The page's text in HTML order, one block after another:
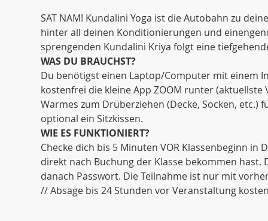
SAT NAM! Kundalini Yoga ist die Autobahn zu
hinter all deinen Konditionierungen und
sprengenden Kundalini Kriya folgt eine
WAS DU BRAUCHST?
Du benötigst einen Laptop/Computer mit einem
kostenfrei die kleine App ZOOM runter
Warmes zum Drüberziehen (Decke, Socken,
optional ein Sitzkissen.
WIE ES FUNKTIONIERT?
Checke dich bis 5 Minuten VOR Klassenbeginn in
direkt nach Buchung der Klasse bekommen
danach Passwort. Die Teilnahme ist nur mit
// Absage bis 24 Stunden vor Veranstaltung